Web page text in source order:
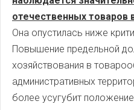
отечественных
Она опустилась ниже
Повышение предельной
хозяйствования в
административных
более усугубит